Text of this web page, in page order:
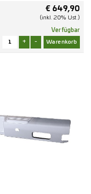
€ 649,90
(inkl. 20% Ust.)
Verfügbar
+ -